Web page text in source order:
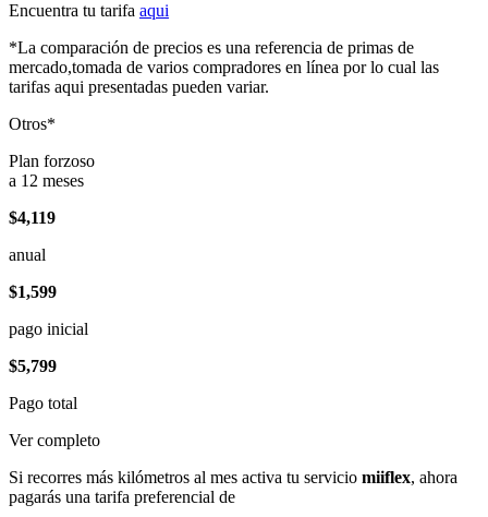
Encuentra tu tarifa aqui
*La comparación de precios es una referencia de primas de
mercado,tomada de varios compradores en línea por lo cual las
tarifas aqui presentadas pueden variar.
Otros*
Plan forzoso
a 12 meses
$4,119
anual
$1,599
pago inicial
$5,799
Pago total
Ver completo
Si recorres más kilómetros al mes activa tu servicio miiflex, ahora
pagarás una tarifa preferencial de